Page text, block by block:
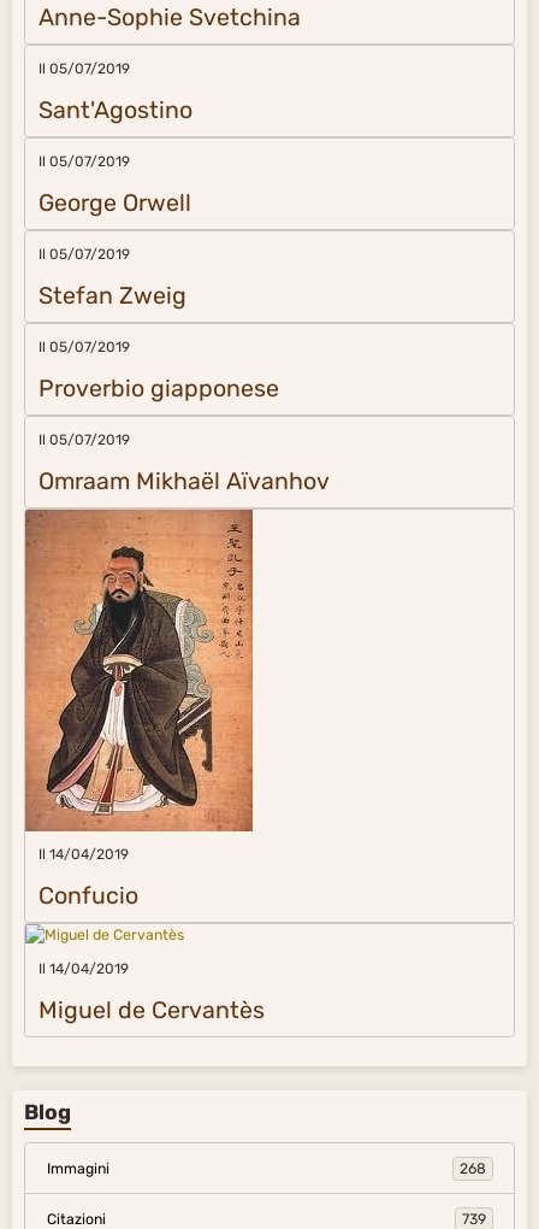
Anne-Sophie Svetchina
Il 05/07/2019
Sant'Agostino
Il 05/07/2019
George Orwell
Il 05/07/2019
Stefan Zweig
Il 05/07/2019
Proverbio giapponese
Il 05/07/2019
Omraam Mikhaël Aïvanhov
Il 14/04/2019
Confucio
Il 14/04/2019
Miguel de Cervantès
Blog
Immagini 268
Citazioni 739